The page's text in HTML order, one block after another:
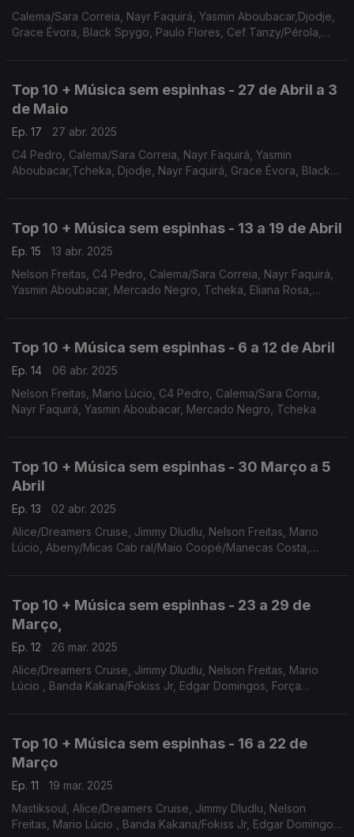
Calema/Sara Correia, Nayr Faquirá, Yasmin Aboubacar,Djodje,
Grace Évora, Black Spygo, Paulo Flores, Cef Tanzy/Pérola,
Top 10 + Música sem espinhas - 27 de Abril a 3
de Maio
Ep. 17
27 abr. 2025
C4 Pedro, Calema/Sara Correia, Nayr Faquirá, Yasmin
Aboubacar,Tcheka, Djodje, Nayr Faquirá, Grace Évora, Black
Top 10 + Música sem espinhas - 13 a 19 de Abril
Ep. 15
13 abr. 2025
Nelson Freitas, C4 Pedro, Calema/Sara Correia, Nayr Faquirá,
Yasmin Aboubacar, Mercado Negro, Tcheka, Eliana Rosa,
Top 10 + Música sem espinhas - 6 a 12 de Abril
Ep. 14
06 abr. 2025
Nelson Freitas, Mario Lúcio, C4 Pedro, Calema/Sara Corria,
Nayr Faquirá, Yasmin Aboubacar, Mercado Negro, Tcheka
Top 10 + Música sem espinhas - 30 Março a 5
Abril
Ep. 13
02 abr. 2025
Alice/Dreamers Cruise, Jimmy Dludlu, Nelson Freitas, Mario
Lúcio, Abeny/Micas Cab ral/Maio Coopé/Manecas Costa,
Top 10 + Música sem espinhas - 23 a 29 de
Março,
Ep. 12
26 mar. 2025
Alice/Dreamers Cruise, Jimmy Dludlu, Nelson Freitas, Mario
Lúcio , Banda Kakana/Fokiss Jr, Edgar Domingos, Força
Top 10 + Música sem espinhas - 16 a 22 de
Março
Ep. 11
19 mar. 2025
Mastiksoul, Alice/Dreamers Cruise, Jimmy Dludlu, Nelson
Freitas, Mario Lúcio , Banda Kakana/Fokiss Jr, Edgar Domingos,